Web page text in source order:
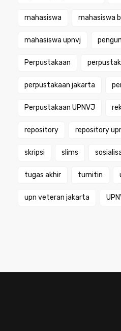
mahasiswa mahasiswa
mahasiswa upnvj
Perpustakaan
perpustakaan jakarta
Perpustakaan UPNVJ
repository repository
skripsi slims
tugas akhir turnitin
upn veteran jakarta